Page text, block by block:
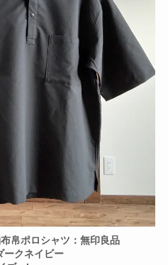
帛ポロシャツ：無印良品
ークネイビー